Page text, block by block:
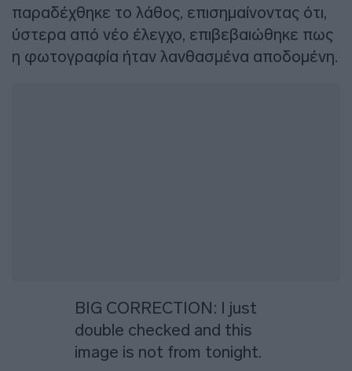
παραδέχθηκε το λάθος, επισημαίνοντας ότι,
ύστερα από νέο έλεγχο, επιβεβαιώθηκε πως
η φωτογραφία ήταν λανθασμένα αποδομένη.
BIG CORRECTION: I just
double checked and this
image is not from tonight.